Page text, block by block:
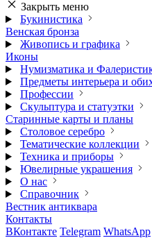
Закрыть меню
Букинистика
Венская бронза
Живопись и графика
Иконы
Нумизматика и
Предметы интерьера и
Профессии
Скульптура и статуэтки
Старинные карты и планы
Столовое серебро
Тематические коллекции
Техника и приборы
Ювелирные украшения
О нас
Справочник
Вестник антиквара
Контакты
ВКонтакте Telegram WhatsApp